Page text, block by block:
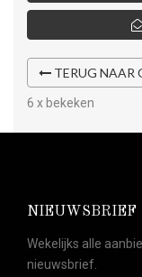
TERUG NAAR
6 x bekeken
NIEUWSBRIEF
Wekelijks alle
nieuwsbrief.